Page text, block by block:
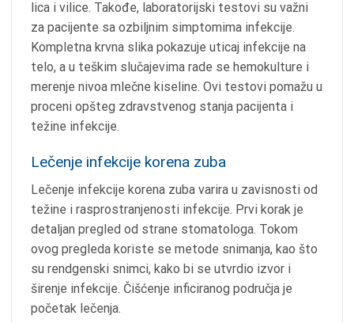
lica i vilice. Takođe, laboratorijski testovi su važni
za pacijente sa ozbiljnim simptomima infekcije.
Kompletna krvna slika pokazuje uticaj infekcije na
telo, a u teškim slučajevima rade se hemokulture i
merenje nivoa mlečne kiseline. Ovi testovi pomažu u
proceni opšteg zdravstvenog stanja pacijenta i
težine infekcije.
Lečenje infekcije korena zuba
Lečenje infekcije korena zuba varira u zavisnosti od
težine i rasprostranjenosti infekcije. Prvi korak je
detaljan pregled od strane stomatologa. Tokom
ovog pregleda koriste se metode snimanja, kao što
su rendgenski snimci, kako bi se utvrdio izvor i
širenje infekcije. Čišćenje inficiranog područja je
početak lečenja.